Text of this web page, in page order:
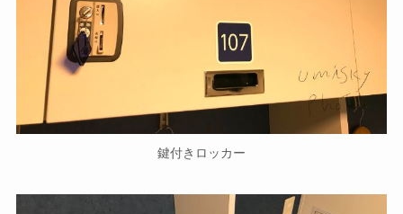
鍵付きロッカー